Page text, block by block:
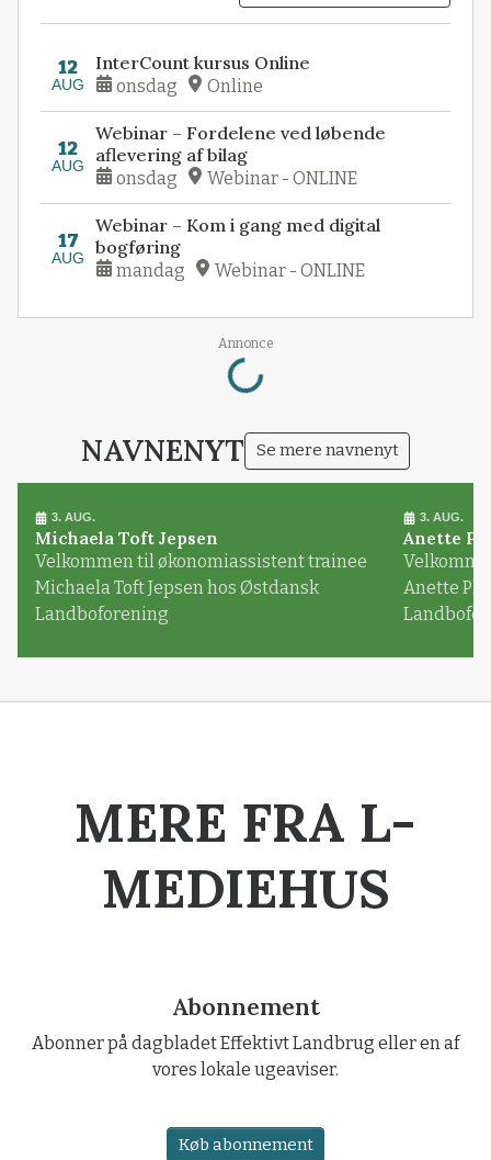
12
AUG
InterCount kursus Online
onsdag Online
12
AUG
Webinar – Fordelene ved løbende
aflevering af bilag
onsdag Webinar - ONLINE
17
AUG
Webinar – Kom i gang med digital
bogføring
mandag Webinar - ONLINE
Annonce
Loading...
NAVNENYT Se mere navnenyt
3. AUG.
Michaela Toft Jepsen
Velkommen til økonomiassistent trainee
Michaela Toft Jepsen hos Østdansk
Landboforening
3. AUG.
Anette
Anette
MERE FRA L-
MEDIEHUS
Abonnement
Abonner på dagbladet Effektivt Landbrug eller en af
vores lokale ugeaviser.
Køb abonnement